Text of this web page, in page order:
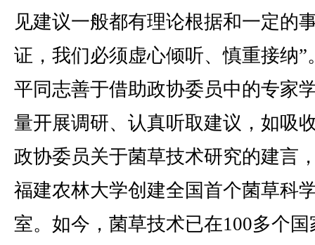
见建议一般都有理论根据和一定的
证，我们必须虚心倾听、慎重接纳”
平同志善于借助政协委员中的专家
量开展调研、认真听取建议，如吸
政协委员关于菌草技术研究的建言
福建农林大学创建全国首个菌草科
室。如今，菌草技术已在100多个国